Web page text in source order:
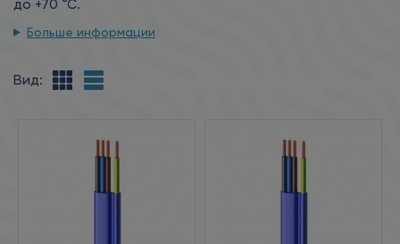
до +70 °С.
Больше информации
Вид: